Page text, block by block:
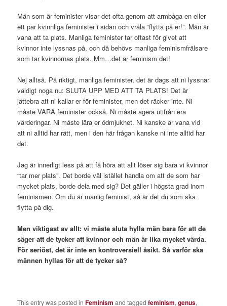
Män som är feminister visar det ofta genom att armbåga en eller
ett par kvinnliga feminister i sidan och vråla “flytta på er!”. Män är
vana att ta plats. Manliga feminister tar oftast för givet att
kvinnor inte lyssnas på, och då behövs manliga feminismfrälsare
som tar kvinnornas plats. Mm…det är feminism det!
Nej alltså. På riktigt, manliga feminister, det är dags att ni lyssnar
väldigt noga nu: SLUTA UPP MED ATT TA PLATS! Det är
jättebra att ni kallar er för feminister, men det räcker inte. Ni
måste VARA feminister också. Ni måste agera utifrån era
värderingar. Ni måste lära er ödmjukhet. Ni kanske är vana vid
att ni alltid har rätt, men i den här frågan kanske ni inte alltid har
det.
Jag är innerligt less på att få höra att allt löser sig bara vi kvinnor
“tar mer plats”. Det borde väl istället handla om att de som har
mycket plats, borde dela med sig? Det gäller i högsta grad inom
feminismen. Om du är manlig feminist, så är det du som ska
flytta på dig.
Men viktigast av allt: vi måste sluta hylla män bara för att de
säger att de tycker att kvinnor och män är lika mycket värda.
För seriöst, det är inte en kontroversiell åsikt. Så varför ska
männen hyllas för att de tycker så?
This entry was posted inFeminism and taggedfeminism,genus,